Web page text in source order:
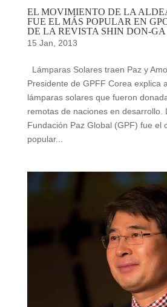
EL MOVIMIENTO DE LA
FUE EL MÁS POPULAR EN
DE LA REVISTA SHIN DON-GA
15 Jan, 2013
Lámparas Solares traen Paz y
Presidente de GPFF Corea explica
lámparas solares que fueron
remotas de naciones en desarrollo.
Fundación Paz Global (GPF) fue el
popular...